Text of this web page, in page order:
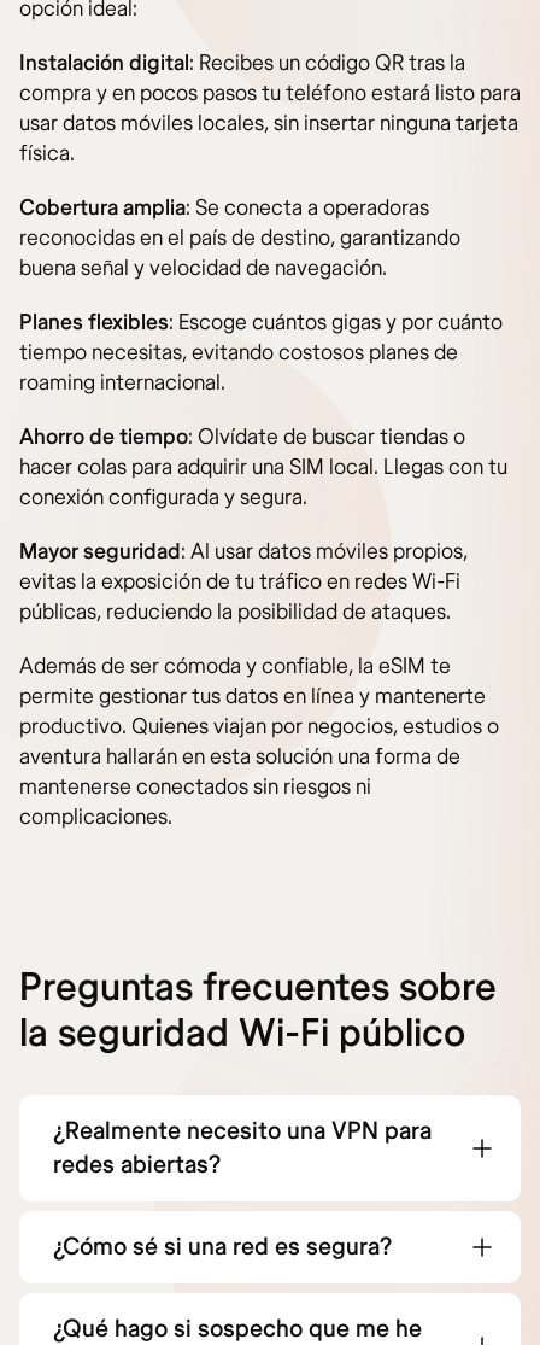
opción ideal:
Instalación digital: Recibes un código QR tras la
compra y en pocos pasos tu teléfono estará listo para
usar datos móviles locales, sin insertar ninguna tarjeta
física.
Cobertura amplia: Se conecta a operadoras
reconocidas en el país de destino, garantizando
buena señal y velocidad de navegación.
Planes flexibles: Escoge cuántos gigas y por cuánto
tiempo necesitas, evitando costosos planes de
roaming internacional.
Ahorro de tiempo: Olvídate de buscar tiendas o
hacer colas para adquirir una SIM local. Llegas con tu
conexión configurada y segura.
Mayor seguridad: Al usar datos móviles propios,
evitas la exposición de tu tráfico en redes Wi-Fi
públicas, reduciendo la posibilidad de ataques.
Además de ser cómoda y confiable, la eSIM te
permite gestionar tus datos en línea y mantenerte
productivo. Quienes viajan por negocios, estudios o
aventura hallarán en esta solución una forma de
mantenerse conectados sin riesgos ni
complicaciones.
Preguntas frecuentes sobre
la seguridad Wi-Fi público
¿Realmente necesito una VPN para
redes abiertas?
¿Cómo sé si una red es segura?
¿Qué hago si sospecho que me he